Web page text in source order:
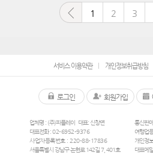
1 2 3
서비스 이용약관 개인정보취급방침
로그인 회원가입
업체명 : (주)피플레이
대표: 신창면
대표전화 :02-6952-9376
사업자등록번호 : 220-88-17836
서울특별시 강남구 논현로 142길 7, 401호
통신판
여행업
개인정
대표메